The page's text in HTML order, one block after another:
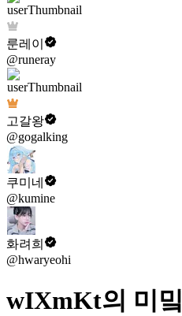
룬레이
@runeray
고갈왕
@gogalking
쿠미네
@kumine
화려희
@hwaryeohi
wIXmKt의 미밐